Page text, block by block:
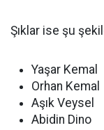
Şıklar ise şu
Yaşar Kemal
Orhan Kemal
Aşık Veysel
Abidin Dino